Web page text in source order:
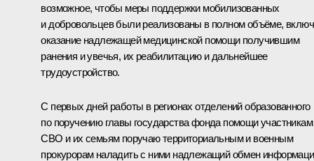
возможное, чтобы меры поддержки мобилизованных
и добровольцев были реализованы в полном объёме,
оказание надлежащей медицинской помощи получившим
ранения и увечья, их реабилитацию и дальнейшее
трудоустройство.
С первых дней работы в регионах отделений образованного
по поручению главы государства фонда помощи участникам
СВО и их семьям поручаю территориальным и военным
прокурорам наладить с ними надлежащий обмен